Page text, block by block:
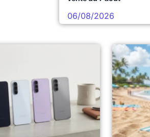
06/08/2026